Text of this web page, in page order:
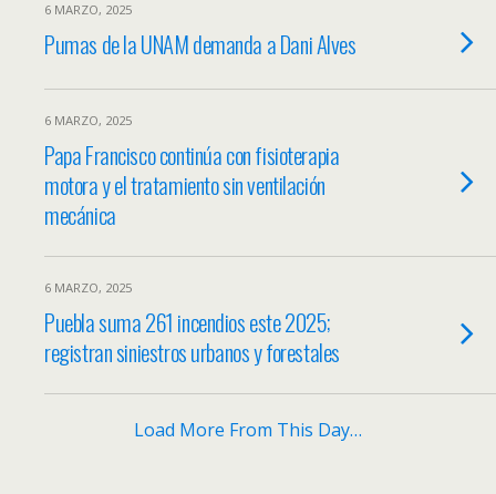
6 MARZO, 2025
Pumas de la UNAM demanda a Dani Alves
6 MARZO, 2025
Papa Francisco continúa con fisioterapia
motora y el tratamiento sin ventilación
mecánica
6 MARZO, 2025
Puebla suma 261 incendios este 2025;
registran siniestros urbanos y forestales
Load More From This Day…